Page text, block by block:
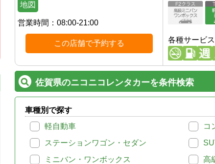
地図
営業時間： 08:00-21:00
この店舗で予約する 各種サービス
佐賀県のニコニコレンタカーを条件検索
車種別で探す
軽自動車
コ
ステーションワゴン・セダン
ミニバン・ワンボックス
高